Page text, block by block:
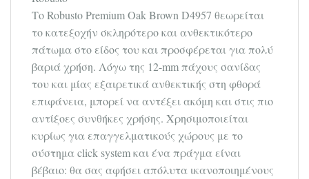
Το Robusto Premium Oak Brown D4957 θεωρείται
το κατεξοχήν σκληρότερο και ανθεκτικότερο
πάτωμα στο είδος του και προσφέρεται για πολύ
βαριά χρήση. Λόγω της 12-mm πάχους σανίδας
του και μίας εξαιρετικά ανθεκτικής στη φθορά
επιφάνεια, μπορεί να αντέξει ακόμη και στις πιο
αντίξοες συνθήκες χρήσης. Χρησιμοποιείται
κυρίως για επαγγελματικούς χώρους με το
σύστημα click system και ένα πράγμα είναι
βέβαιο: θα σας αφήσει απόλυτα ικανοποιημένους